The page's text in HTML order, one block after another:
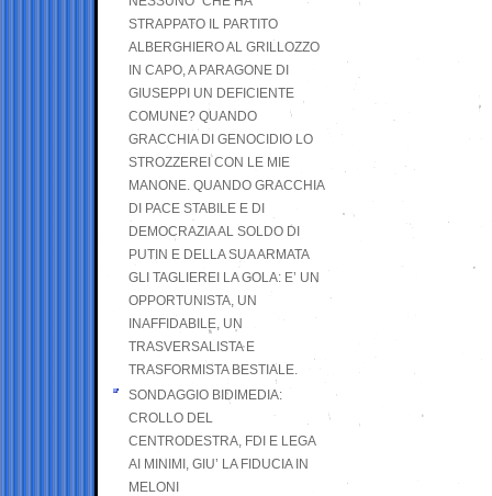
STRAPPATO IL PARTITO
ALBERGHIERO AL GRILLOZZO
IN CAPO, A PARAGONE DI
GIUSEPPI UN DEFICIENTE
COMUNE? QUANDO
GRACCHIA DI GENOCIDIO LO
STROZZEREI CON LE MIE
MANONE. QUANDO GRACCHIA
DI PACE STABILE E DI
DEMOCRAZIA AL SOLDO DI
PUTIN E DELLA SUA ARMATA
GLI TAGLIEREI LA GOLA: E’ UN
OPPORTUNISTA, UN
INAFFIDABILE, UN
TRASVERSALISTA E
TRASFORMISTA BESTIALE.
SONDAGGIO BIDIMEDIA:
CROLLO DEL
CENTRODESTRA, FDI E LEGA
AI MINIMI, GIU’ LA FIDUCIA IN
MELONI